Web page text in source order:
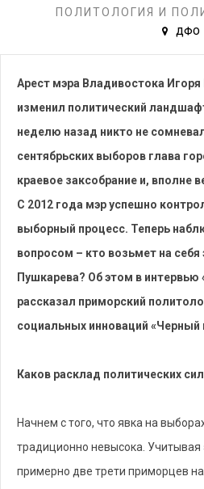
ПОЛИТОЛОГИЯ И
ДФО
Арест мэра Владивостока
изменил политический
неделю назад никто не
сентябрьских выборов глава
краевое заксобрание и, вполне
С 2012 года мэр успешно
выборный процесс. Теперь
вопросом – кто возьмет на
Пушкарева? Об этом в
рассказал приморский
социальных инноваций
Каков расклад политических
Начнем с того, что явка на
традиционно невысока. Учитывая
примерно две трети приморцев